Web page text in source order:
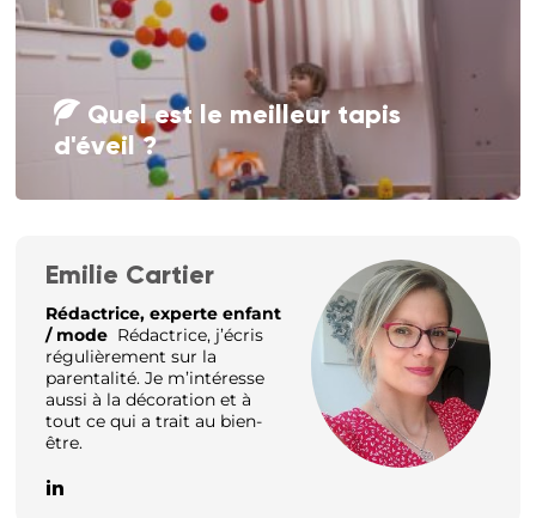
Quel est le meilleur tapis
d'éveil ?
Emilie Cartier
Rédactrice, experte enfant
/ mode Rédactrice, j’écris
régulièrement sur la
parentalité. Je m’intéresse
aussi à la décoration et à
tout ce qui a trait au bien-
être.